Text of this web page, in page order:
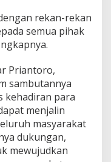
rekan-rekan
semua pihak
Priantoro,
sambutannya
kehadiran para
menjalin
masyarakat
dukungan,
mewujudkan